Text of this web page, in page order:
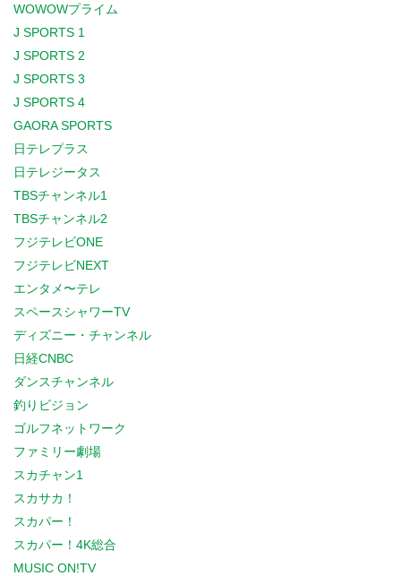
WOWOWプライム
J SPORTS 1
J SPORTS 2
J SPORTS 3
J SPORTS 4
GAORA SPORTS
日テレプラス
日テレジータス
TBSチャンネル1
TBSチャンネル2
フジテレビONE
フジテレビNEXT
エンタメ〜テレ
スペースシャワーTV
ディズニー・チャンネル
日経CNBC
ダンスチャンネル
釣りビジョン
ゴルフネットワーク
ファミリー劇場
スカチャン1
スカサカ！
スカパー！
スカパー！4K総合
MUSIC ON!TV